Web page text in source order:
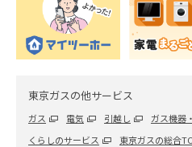
東京ガスの他サービス
ガス 電気 引越し
ガス機器
くらしのサービス
東京ガスの総合